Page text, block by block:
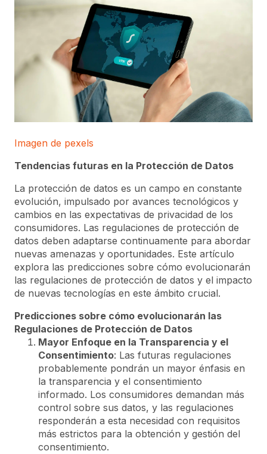
Imagen de pexels
Tendencias futuras en la Protección de Datos
La protección de datos es un campo en constante
evolución, impulsado por avances tecnológicos y
cambios en las expectativas de privacidad de los
consumidores. Las regulaciones de protección de
datos deben adaptarse continuamente para abordar
nuevas amenazas y oportunidades. Este artículo
explora las predicciones sobre cómo evolucionarán
las regulaciones de protección de datos y el impacto
de nuevas tecnologías en este ámbito crucial.
Predicciones sobre cómo evolucionarán las
Regulaciones de Protección de Datos
Mayor Enfoque en la Transparencia y el
Consentimiento: Las futuras regulaciones
probablemente pondrán un mayor énfasis en
la transparencia y el consentimiento
informado. Los consumidores demandan más
control sobre sus datos, y las regulaciones
responderán a esta necesidad con requisitos
más estrictos para la obtención y gestión del
consentimiento.